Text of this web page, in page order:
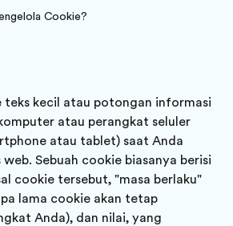
Cookie?
teks kecil atau potongan informasi
atau perangkat seluler
atau tablet) saat Anda
Sebuah cookie biasanya berisi
cookie tersebut, "masa berlaku"
lama cookie akan tetap
Anda), dan nilai, yang